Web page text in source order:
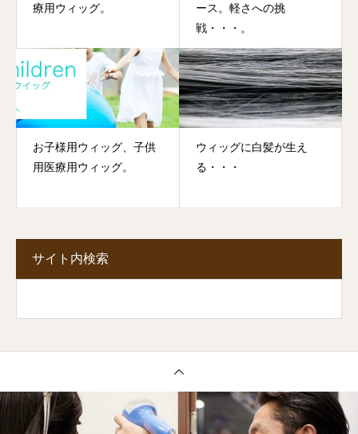
療用ウィッグ。
ース。軽さへの挑
戦・・・。
お子様用ウィッグ、子供
用医療用ウィッグ。
ウィッグに白髪が生え
る・・・
サイト内検索